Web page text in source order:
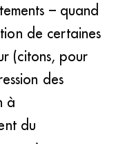
– quand
de certaines
(citons, pour
des
à
du